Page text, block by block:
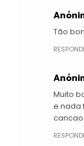
Tão
Muito
e nada